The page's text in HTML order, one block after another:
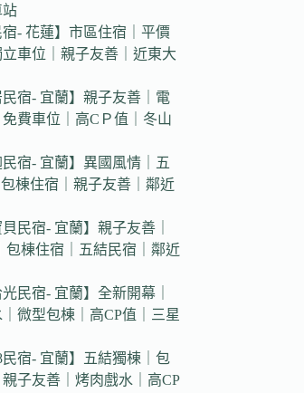
站
宿- 花蓮】市區住宿｜平價
車位｜親子友善｜近東大
民宿- 宜蘭】親子友善｜電
費車位｜高CＰ值｜冬山
民宿- 宜蘭】異國風情｜五
棟住宿｜親子友善｜鄰近
貝民宿- 宜蘭】親子友善｜
包棟住宿｜五結民宿｜鄰近
光民宿- 宜蘭】全新開幕｜
微型包棟｜高CP值｜三星
民宿- 宜蘭】五結獨棟｜包
子友善｜烤肉戲水｜高CP